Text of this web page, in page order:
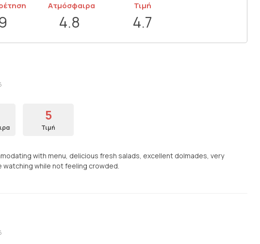
Ατμόσφαιρα
4.8
Τιμή
4.7
5
Τιμή
with menu, delicious fresh salads, excellent dolmades, very
while not feeling crowded.